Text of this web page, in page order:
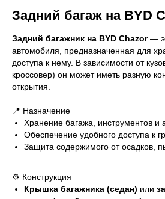
Задний багаж на BYD
Задний багажник на BYD Chazor—
автомобиля, предназначенная для
доступа к нему. В зависимости от
кроссовер) он может иметь разную
открытия.
📍 Назначение
Хранение багажа, инструментов и
Обеспечение удобного доступа к
Защита содержимого от осадков,
⚙ Конструкция
Крышка багажника (седан) или